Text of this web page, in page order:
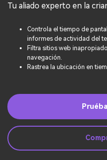
Soporte
FamiSafe Edu
Geonection
Temas Relevantes
Guías Prácticas
Ver Más >
Precios
Tu aliado experto en la
Controla el tiempo de
informes de actividad del
Filtra sitios web
navegación.
Rastrea la ubicación en